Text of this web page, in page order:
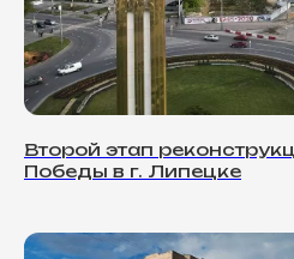
Второй этап
Победы в г. Липецке